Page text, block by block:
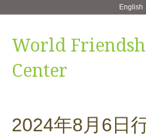
English
World
Center
2024年8月6日